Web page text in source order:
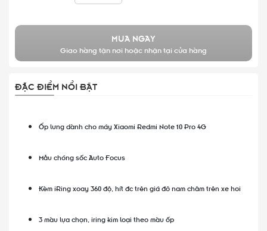
MUA NGAY
Giao hàng tận nơi hoặc nhận tại cửa hàng
ĐẶC ĐIỂM NỔI BẬT
Ốp lưng dành cho máy Xiaomi Redmi Note 10 Pro 4G
Mẫu chóng sốc Auto Focus
Kèm iRing xoay 360 độ, hít đc trên giá đỡ nam châm trên xe hơi
3 màu lựa chọn, iring kim loại theo màu ốp